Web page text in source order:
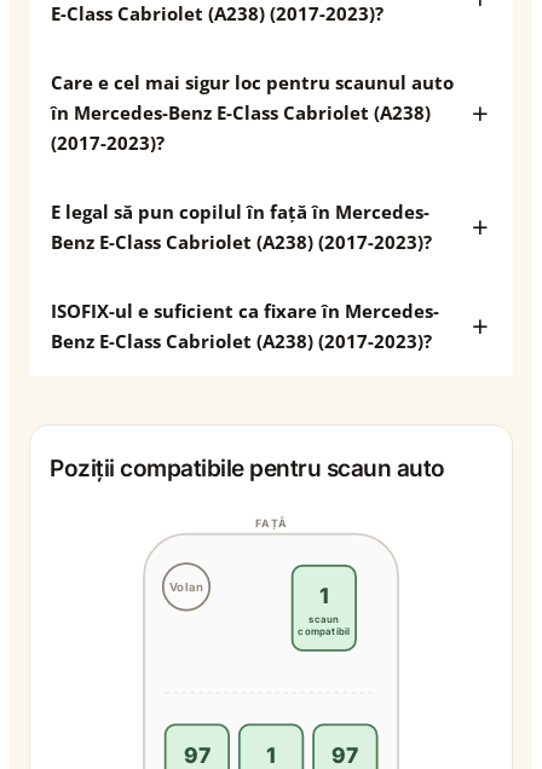
E-Class Cabriolet (A238) (2017-2023)?
Care e cel mai sigur loc pentru scaunul auto
în Mercedes-Benz E-Class Cabriolet (A238)
(2017-2023)?
E legal să pun copilul în față în Mercedes-
Benz E-Class Cabriolet (A238) (2017-2023)?
ISOFIX-ul e suficient ca fixare în Mercedes-
Benz E-Class Cabriolet (A238) (2017-2023)?
Poziții compatibile pentru scaun auto
Volan
FAȚĂ
1
scaun
compatibil
97 1 97